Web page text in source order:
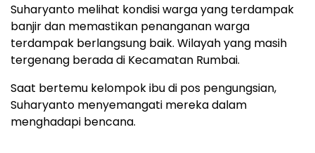
Suharyanto melihat kondisi warga yang terdampak
banjir dan memastikan penanganan warga
terdampak berlangsung baik. Wilayah yang masih
tergenang berada di Kecamatan Rumbai.
Saat bertemu kelompok ibu di pos pengungsian,
Suharyanto menyemangati mereka dalam
menghadapi bencana.